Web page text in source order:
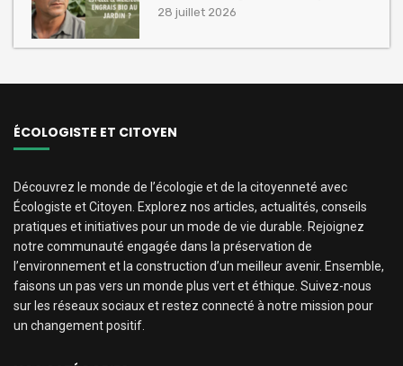
28 juillet 2026
ÉCOLOGISTE ET CITOYEN
Découvrez le monde de l’écologie et de la citoyenneté avec
Écologiste et Citoyen. Explorez nos articles, actualités, conseils
pratiques et initiatives pour un mode de vie durable. Rejoignez
notre communauté engagée dans la préservation de
l’environnement et la construction d’un meilleur avenir. Ensemble,
faisons un pas vers un monde plus vert et éthique. Suivez-nous
sur les réseaux sociaux et restez connecté à notre mission pour
un changement positif.